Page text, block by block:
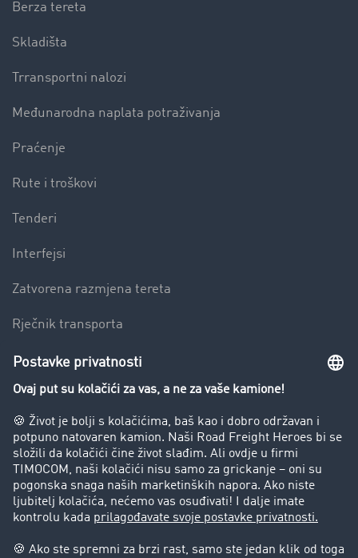
Berza tereta
Skladišta
Trransportni nalozi
Međunarodna naplata potraživanja
Praćenje
Rute i troškovi
Tenderi
Interfejsi
Zatvorena razmjena tereta
Rječnik transporta
Preduzeće
Success Stories
Korisnici preporučuju korisnike
Blog
Zabrane vožnje za kamione